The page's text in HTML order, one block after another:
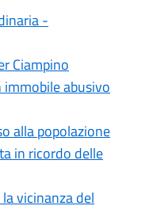
-
Ciampino
immobile abusivo
alla popolazione
in ricordo delle
vicinanza del